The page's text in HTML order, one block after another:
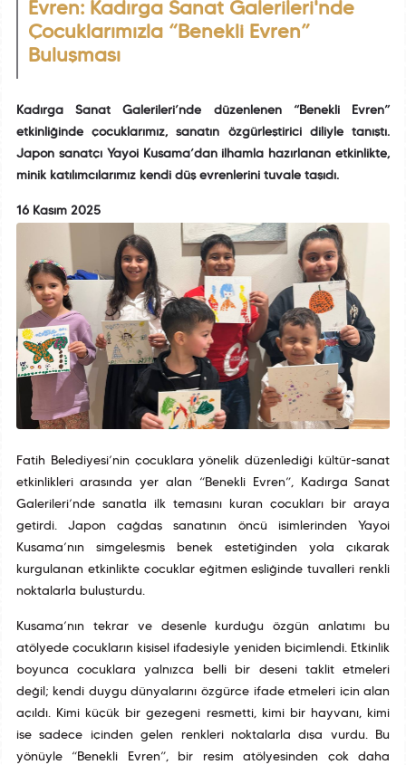
Evren: Kadırga Sanat Galerileri'nde
Çocuklarımızla “Benekli Evren”
Buluşması
Kadırga Sanat Galerileri’nde düzenlenen “Benekli Evren”
etkinliğinde çocuklarımız, sanatın özgürleştirici diliyle tanıştı.
Japon sanatçı Yayoi Kusama’dan ilhamla hazırlanan etkinlikte,
minik katılımcılarımız kendi düş evrenlerini tuvale taşıdı.
16 Kasım 2025
Fatih Belediyesi’nin çocuklara yönelik düzenlediği kültür-sanat
etkinlikleri arasında yer alan “Benekli Evren”, Kadırga Sanat
Galerileri’nde sanatla ilk temasını kuran çocukları bir araya
getirdi. Japon çağdaş sanatının öncü isimlerinden Yayoi
Kusama’nın simgeleşmiş benek estetiğinden yola çıkarak
kurgulanan etkinlikte çocuklar eğitmen eşliğinde tuvalleri renkli
noktalarla buluşturdu.
Kusama’nın tekrar ve desenle kurduğu özgün anlatımı bu
atölyede çocukların kişisel ifadesiyle yeniden biçimlendi. Etkinlik
boyunca çocuklara yalnızca belli bir deseni taklit etmeleri
değil; kendi duygu dünyalarını özgürce ifade etmeleri için alan
açıldı. Kimi küçük bir gezegeni resmetti, kimi bir hayvanı, kimi
ise sadece içinden gelen renkleri noktalarla dışa vurdu. Bu
yönüyle “Benekli Evren”, bir resim atölyesinden çok daha